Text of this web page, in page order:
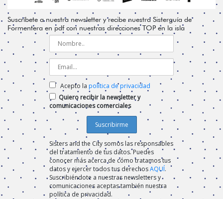
Suscríbete a nuestra newsletter y recibe nuestra Sisterguía de
Formentera en pdf con nuestras direcciones TOP en la isla
Acepto la política de privacidad
Quiero recibir la newsletter y
comunicaciones comerciales
Sisters and the City somos las responsables
del tratamiento de tus datos. Puedes
conocer más acerca de cómo tratamos tus
datos y ejercer todos tus derechosAQUÍ.
Suscribiéndote a nuestras newsletters y
comunicaciones aceptas también nuestra
política de privacidad.